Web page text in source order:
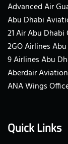
Advanced Air
Abu Dhabi
21 Air Abu Dhabi
2GO Airlines
9 Airlines Abu
Aberdair
ANA Wings
Quick Links